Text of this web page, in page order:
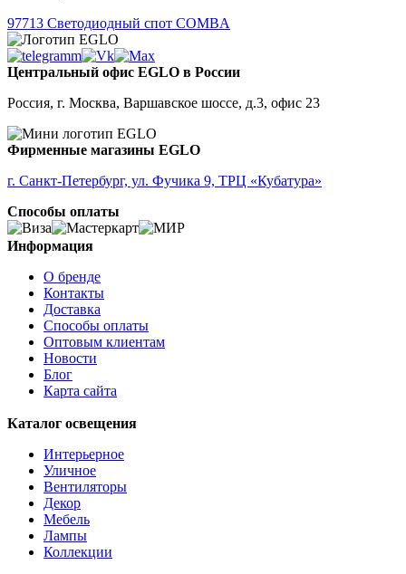
97713 Светодиодный спот СOMBA
Центральный офис EGLO в России
Россия, г. Москва, Варшавское шоссе, д.3, офис 23
Фирменные магазины EGLO
г. Санкт-Петербург, ул. Фучика 9, ТРЦ «Кубатура»
Способы оплаты
Информация
О бренде
Контакты
Доставка
Способы оплаты
Оптовым клиентам
Новости
Блог
Карта сайта
Каталог освещения
Интерьерное
Уличное
Вентиляторы
Декор
Мебель
Лампы
Коллекции